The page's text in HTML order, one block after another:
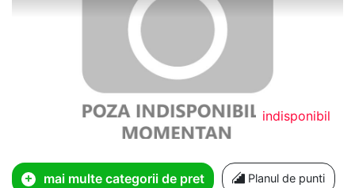
indisponibil
mai multe categorii de pret Planul de punti